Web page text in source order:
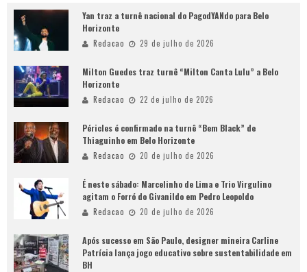
Yan traz a turnê nacional do PagodYANdo para Belo
Horizonte
Redacao 29 de julho de 2026
Milton Guedes traz turnê “Milton Canta Lulu” a Belo
Horizonte
Redacao 22 de julho de 2026
Péricles é confirmado na turnê “Bem Black” de
Thiaguinho em Belo Horizonte
Redacao 20 de julho de 2026
É neste sábado: Marcelinho de Lima e Trio Virgulino
agitam o Forró do Givanildo em Pedro Leopoldo
Redacao 20 de julho de 2026
Após sucesso em São Paulo, designer mineira Carline
Patrícia lança jogo educativo sobre sustentabilidade em
BH